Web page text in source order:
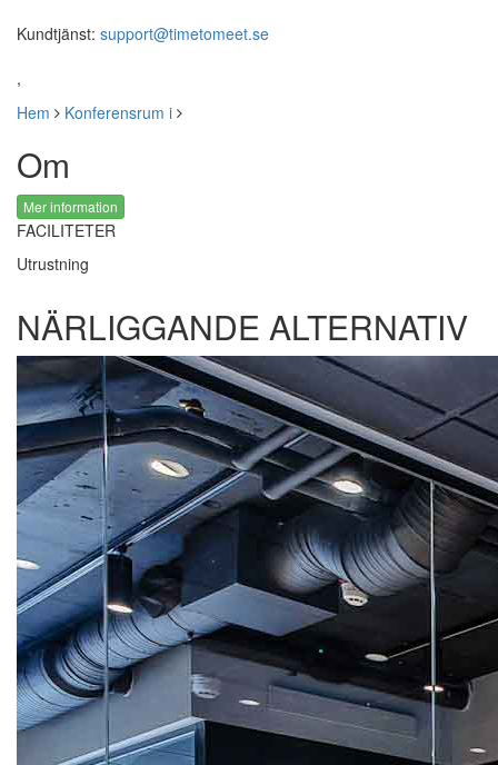
Kundtjänst: support@timetomeet.se
,
Hem
Konferensrum i
Om
Mer information
FACILITETER
Utrustning
NÄRLIGGANDE ALTERNATIV